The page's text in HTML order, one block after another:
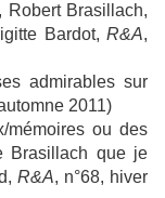
Robert Brasillach,
Bardot, R&A,
admirables sur
2011)
ou des
Brasillach que je
R&A, n°68, hiver